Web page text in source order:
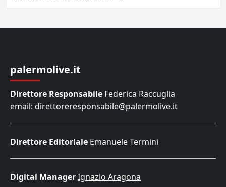
palermolive.it
Direttore Responsabile Federica Raccuglia
email: direttoreresponsabile@palermolive.it
Direttore Editoriale Emanuele Termini
Digital ManagerIgnazio Aragona